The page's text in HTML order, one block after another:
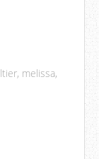
, melissa,